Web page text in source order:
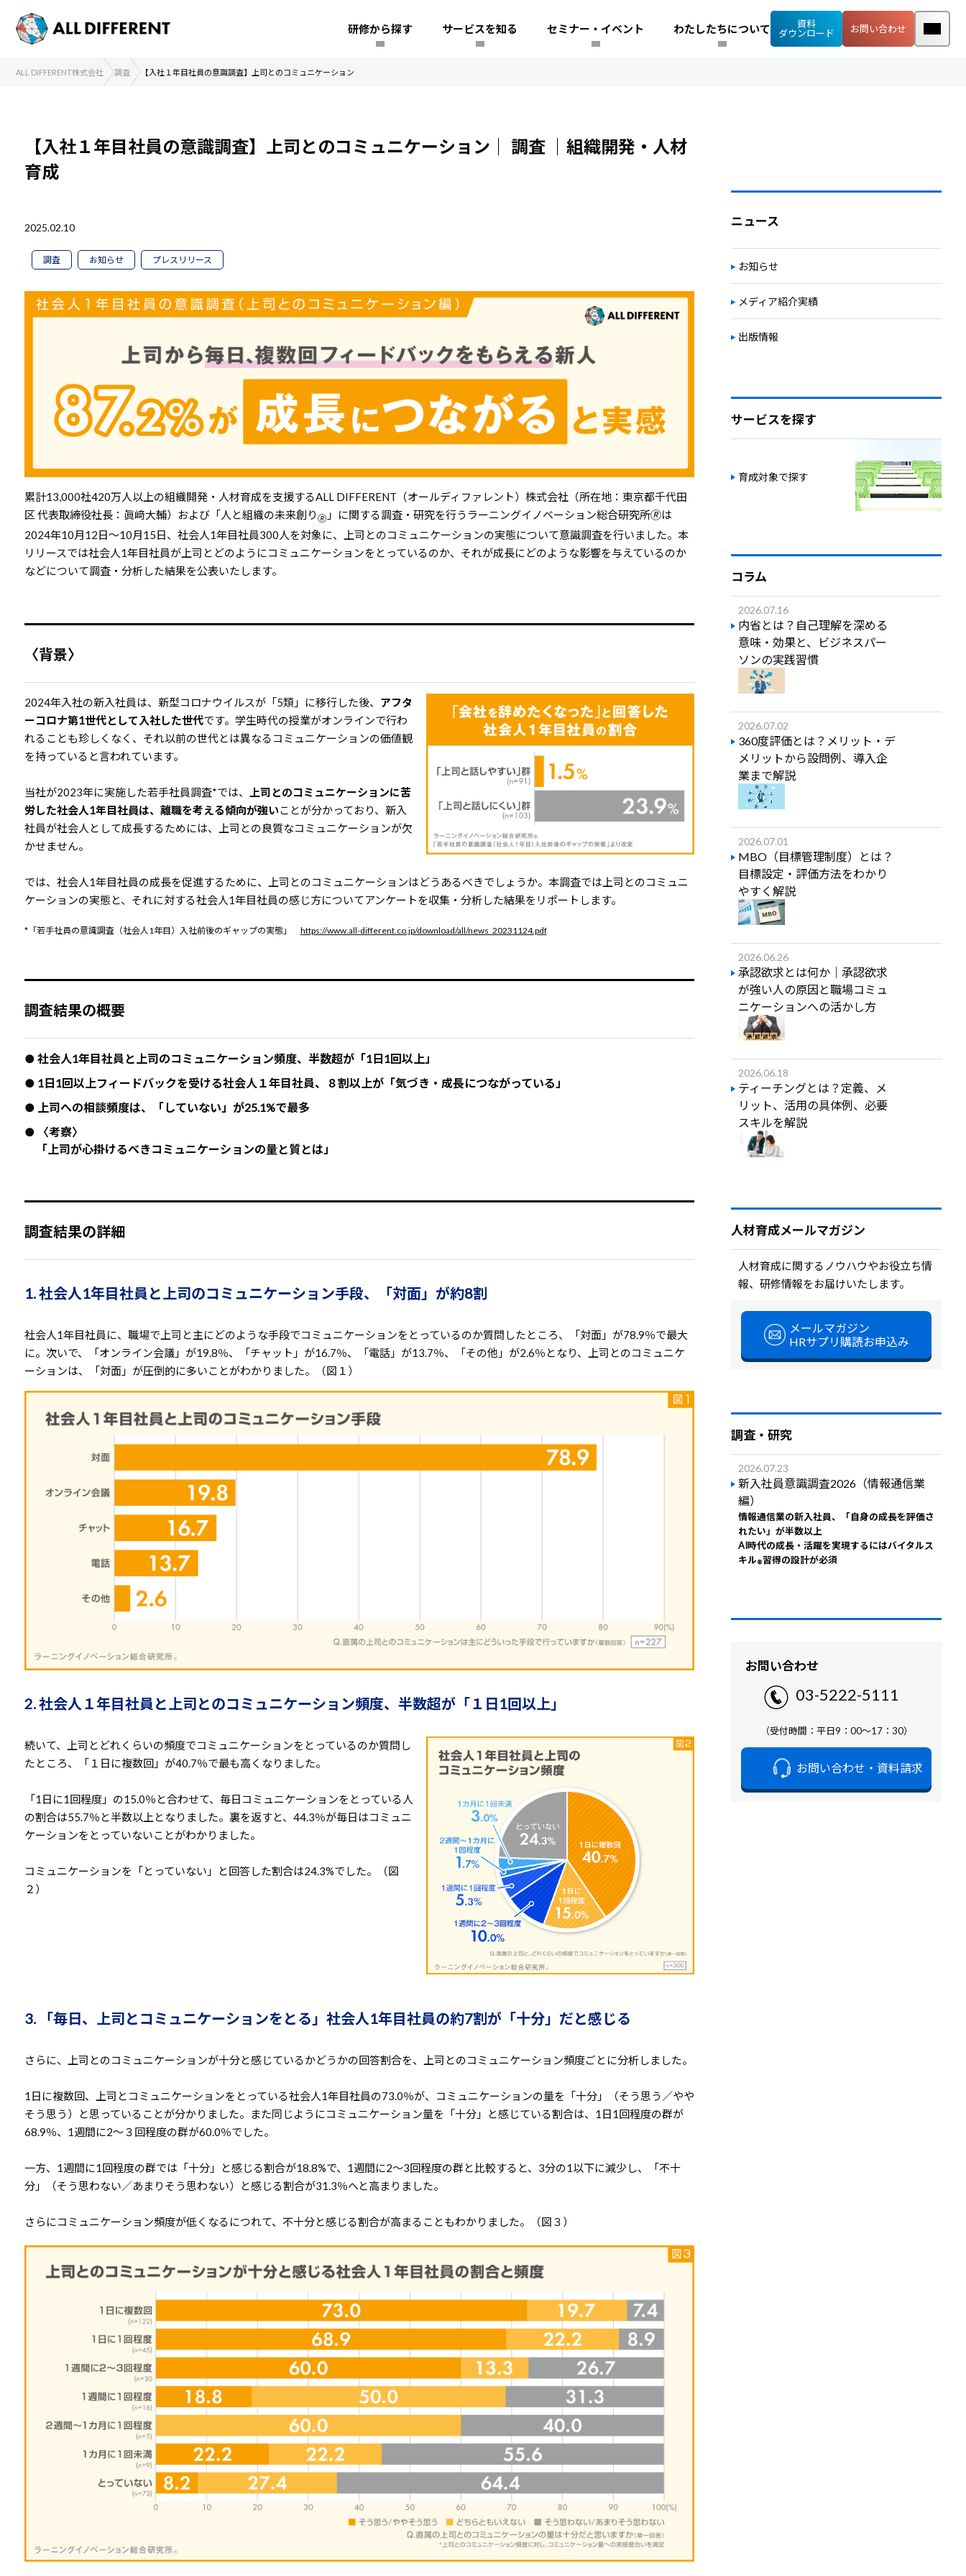
研修から探す サービスを知る セミナー・イベント わたしたちについて
資料
ダウンロード
お問い合わせ
ALL DIFFERENT株式会社 調査 【入社１年目社員の意識調査】上司とのコミュニケーション
【入社１年目社員の意識調査】上司とのコミュニケーション｜ 調査
｜組織開発・人材
育成
2025.02.10
調査 お知らせ プレスリリース
累計13,000社420万人以上の組織開発・人材育成を支援するALL DIFFERENT（オールディファレント）株式会社（所在地：東京都千代田
区 代表取締役社長：眞﨑大輔）および「人と組織の未来創り 🄬 」に関する調査・研究を行うラーニングイノベーション総合研究所🄬は
2024年10月12日～10月15日、社会人1年目社員300人を対象に、上司とのコミュニケーションの実態について意識調査を行いました。本
リリースでは社会人1年目社員が上司とどのようにコミュニケーションをとっているのか、それが成長にどのような影響を与えているのか
などについて調査・分析した結果を公表いたします。
〈背景〉
2024年入社の新入社員は、新型コロナウイルスが「5類」に移行した後、 アフタ
ーコロナ第1世代として入社した世代です。学生時代の授業がオンラインで行わ
れることも珍しくなく、それ以前の世代とは異なるコミュニケーションの価値観
を持っていると言われています。
当社が2023年に実施した若手社員調査*では、
上司とのコミュニケーションに苦
労した社会人1年目社員は、離職を考える傾向が強いことが分かっており、新入
社員が社会人として成長するためには、上司との良質なコミュニケーションが欠
かせません。
では、社会人1年目社員の成長を促進するために、上司とのコミュニケーションはどうあるべきでしょうか。本調査では上司とのコミュニ
ケーションの実態と、それに対する社会人1年目社員の感じ方についてアンケートを収集・分析した結果をリポートします。
*「若手社員の意識調査（社会人1年目）入社前後のギャップの実態」 https://www.all-different.co.jp/download/all/news_20231124.pdf
調査結果の概要
● 社会人1年目社員と上司のコミュニケーション頻度、半数超が「1日1回以上」
● 1日1回以上フィードバックを受ける社会人１年目社員、８割以上が「気づき・成長につながっている」
● 上司への相談頻度は、「していない」が25.1%で最多
● 〈考察〉
「上司が心掛けるべきコミュニケーションの量と質とは」
調査結果の詳細
1. 社会人1年目社員と上司のコミュニケーション手段、「対面」が約8割
社会人1年目社員に、職場で上司と主にどのような手段でコミュニケーションをとっているのか質問したところ、「対面」が78.9％で最大
に。次いで、「オンライン会議」が19.8％、「チャット」が16.7％、「電話」が13.7％、「その他」が2.6％となり、上司とのコミュニケ
ーションは、「対面」が圧倒的に多いことがわかりました。（図１）
2. 社会人１年目社員と上司とのコミュニケーション頻度、半数超が「１日1回以上」
続いて、上司とどれくらいの頻度でコミュニケーションをとっているのか質問し
たところ、「１日に複数回」が40.7％で最も高くなりました。
「1日に1回程度」の15.0％と合わせて、毎日コミュニケーションをとっている人
の割合は55.7％と半数以上となりました。裏を返すと、44.3％が毎日はコミュニ
ケーションをとっていないことがわかりました。
コミュニケーションを「とっていない」と回答した割合は24.3%でした。（図
２）
3. 「毎日、上司とコミュニケーションをとる」社会人1年目社員の約7割が「十分」だと感じる
さらに、上司とのコミュニケーションが十分と感じているかどうかの回答割合を、上司とのコミュニケーション頻度ごとに分析しました。
1日に複数回、上司とコミュニケーションをとっている社会人1年目社員の73.0％が、コミュニケーションの量を「十分」（そう思う／やや
そう思う）と思っていることが分かりました。また同じようにコミュニケーション量を「十分」と感じている割合は、1日1回程度の群が
68.9％、1週間に2～３回程度の群が60.0％でした。
一方、1週間に1回程度の群では「十分」と感じる割合が18.8%で、1週間に2～3回程度の群と比較すると、3分の1以下に減少し、「不十
分」（そう思わない／あまりそう思わない）と感じる割合が31.3％へと高まりました。
さらにコミュニケーション頻度が低くなるにつれて、不十分と感じる割合が高まることもわかりました。（図３）
ニュース
お知らせ
メディア紹介実績
出版情報
サービスを探す
育成対象で探す
コラム
2026.07.16
内省とは？自己理解を深める
意味・効果と、ビジネスパー
ソンの実践習慣
2026.07.02
360度評価とは？メリット・デ
メリットから設問例、導入企
業まで解説
2026.07.01
MBO（目標管理制度）とは？
目標設定・評価方法をわかり
やすく解説
2026.06.26
承認欲求とは何か｜承認欲求
が強い人の原因と職場コミュ
ニケーションへの活かし方
2026.06.18
ティーチングとは？定義、メ
リット、活用の具体例、必要
スキルを解説
人材育成メールマガジン
人材育成に関するノウハウやお役立ち情
報、研修情報をお届けいたします。
メールマガジン
HRサプリ購読お申込み
調査・研究
2026.07.23
新入社員意識調査2026（情報通信業
編）
情報通信業の新入社員、「自身の成長を評価さ
れたい」が半数以上
AI時代の成長・活躍を実現するにはバイタルス
キル®習得の設計が必須
お問い合わせ
03-5222-5111
（受付時間：平日9：00～17：30）
お問い合わせ・資料請求